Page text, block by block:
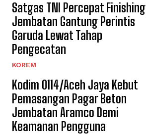
Satgas TNI Percepat Finishing
Jembatan Gantung Perintis
Garuda Lewat Tahap
Pengecatan
KOREM
Kodim 0114/Aceh Jaya Kebut
Pemasangan Pagar Beton
Jembatan Aramco Demi
Keamanan Pengguna